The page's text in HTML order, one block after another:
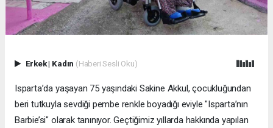
Erkek| Kadın (Haberi Sesli Oku)
Isparta’da yaşayan 75 yaşındaki Sakine Akkul, çocukluğundan
beri tutkuyla sevdiği pembe renkle boyadığı eviyle "Isparta’nın
Barbie’si" olarak tanınıyor. Geçtiğimiz yıllarda hakkında yapılan